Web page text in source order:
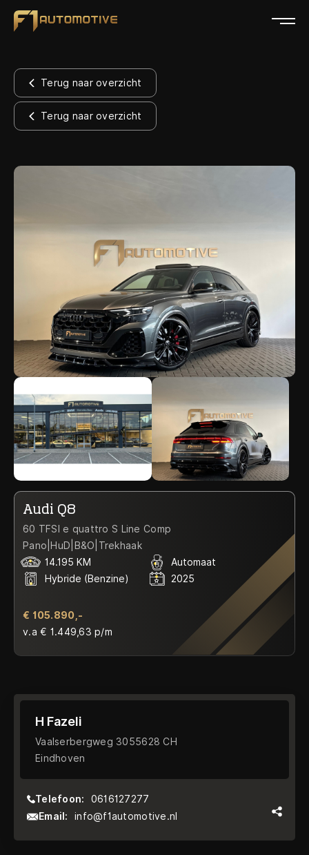
Home
Collectie
Contact
Terug naar overzicht
Terug naar overzicht
Audi Q8
60 TFSI e quattro S Line Comp
Pano|HuD|B&O|Trekhaak
14.195 KM
Automaat
Hybride (Benzine)
2025
€ 105.890,-
v.a € 1.449,63 p/m
H Fazeli
Vaalserbergweg 3055628 CH
Eindhoven
Telefoon:
0616127277
Email:
info@f1automotive.nl